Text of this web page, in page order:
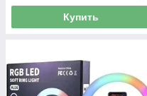
Купить